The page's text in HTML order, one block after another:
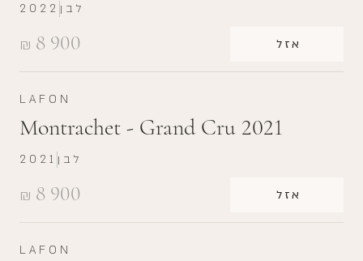
₪ 8 900 אזל
2022 לבן
LAFON
Montrachet - Grand Cru 2021
₪ 8 900 אזל
2021 לבן
LAFON